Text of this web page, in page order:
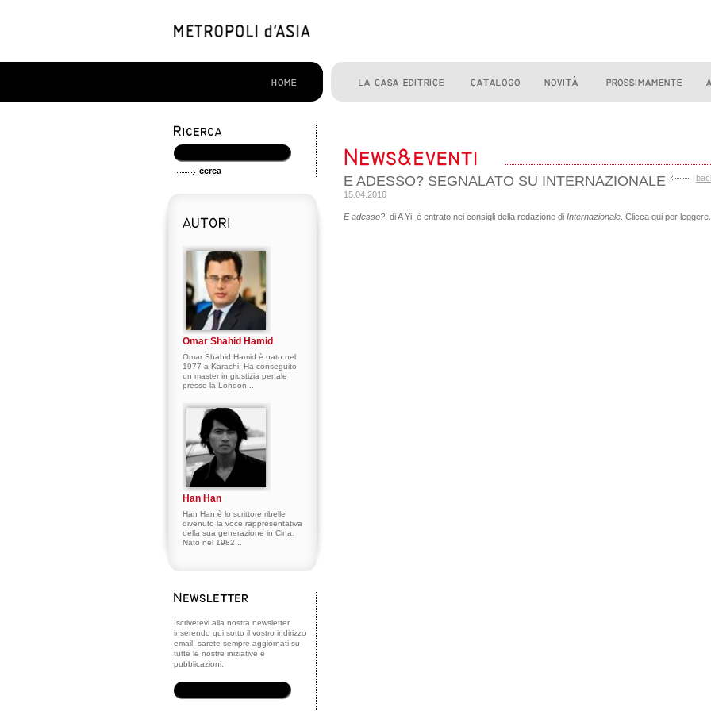
Omar Shahid Hamid
Omar Shahid Hamid è nato nel
1977 a Karachi. Ha conseguito
un master in giustizia penale
presso la London...
Han Han
Han Han è lo scrittore ribelle
divenuto la voce rappresentativa
della sua generazione in Cina.
Nato nel 1982...
Iscrivetevi alla nostra newsletter
inserendo qui sotto il vostro indirizzo
email, sarete sempre aggiornati su
tutte le nostre iniziative e
pubblicazioni.
E ADESSO? SEGNALATO SU INTERNAZIONALE
15.04.2016
E adesso? , di A Yi, è entrato nei consigli della redazione di Internazionale Clicca qui per leggere.